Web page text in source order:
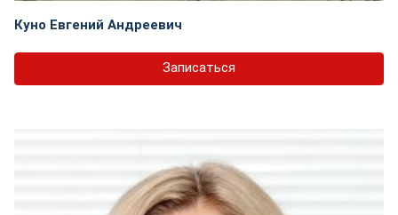
Куно Евгений Андреевич
Записаться